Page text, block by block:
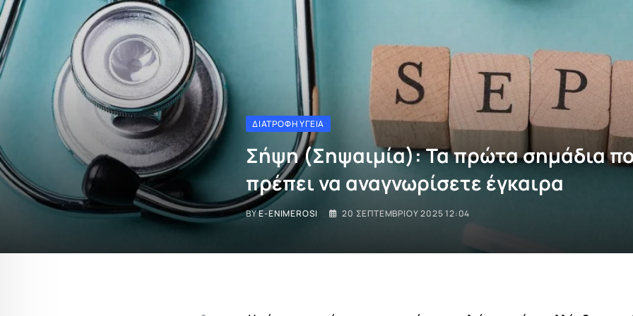
ΔΙΑΤΡΟΦΉ ΥΓΕΊΑ
Σήψη (Σηψαιμία): Τα πρώτα σημάδια
πρέπει να αναγνωρίσετε έγκαιρα
BYE-ENIMEROSI 20 ΣΕΠΤΕΜΒΡΊΟΥ 2025 12:04